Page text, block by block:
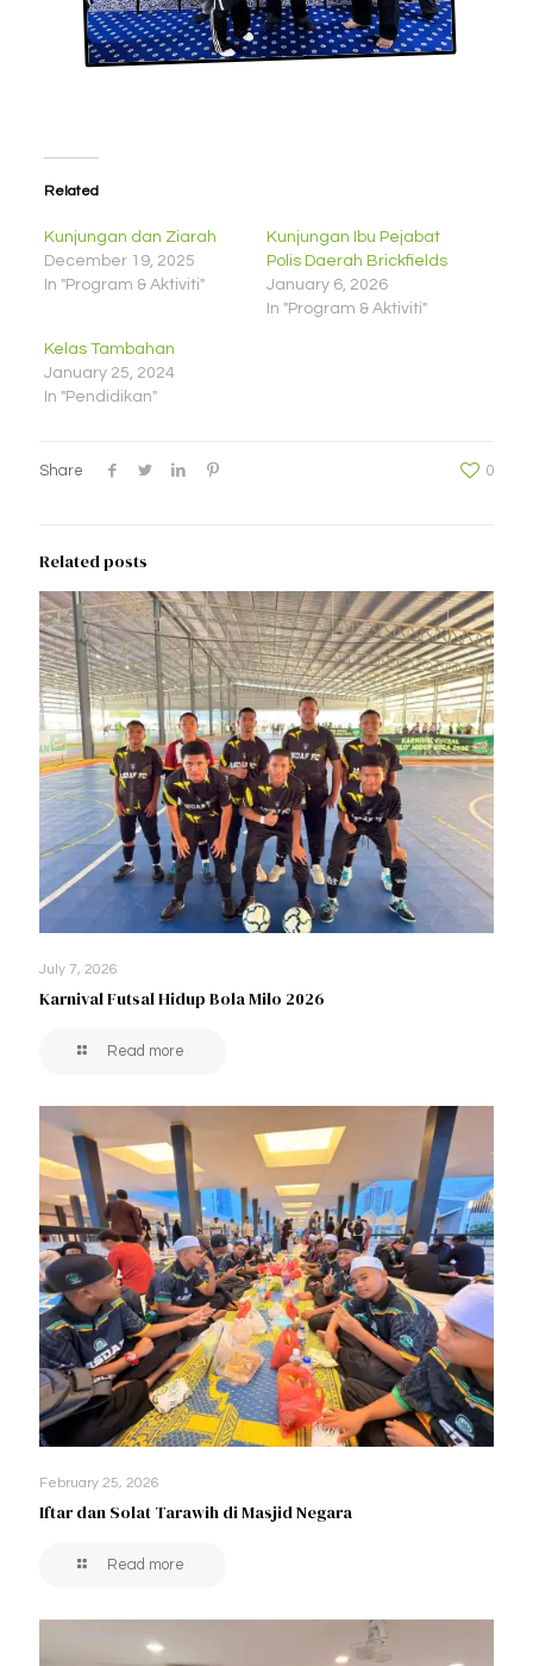
Related
Kunjungan dan Ziarah
December 19, 2025
In "Program & Aktiviti"
Kunjungan Ibu Pejabat
Polis Daerah Brickfields
January 6, 2026
In "Program & Aktiviti"
Kelas Tambahan
January 25, 2024
In "Pendidikan"
Share 0
Related posts
July 7, 2026
Karnival Futsal Hidup Bola Milo 2026
Read more
February 25, 2026
Iftar dan Solat Tarawih di Masjid Negara
Read more